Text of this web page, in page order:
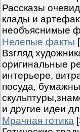
Рассказы
клады и
необъяснимые
Нелепые факты
Взгляд
оригинальные
интерьере,
посуда,
и другие идеи
Мрачная готика